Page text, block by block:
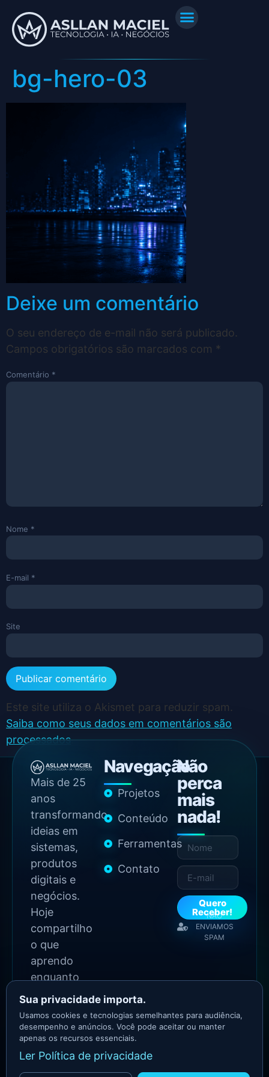
bg-hero-03
Deixe um comentário
O seu endereço de e-mail não será publicado.
Campos obrigatórios são marcados com *
Comentário *
Nome *
E-mail *
Site
Este site utiliza o Akismet para reduzir spam.
Saiba como seus dados em comentários são
processados.
Mais de 25
anos
transformando
ideias em
sistemas,
produtos
digitais e
negócios.
Hoje
compartilho
o que
aprendo
enquanto
continuo
construindo.
Navegação
Projetos
Conteúdo
Ferramentas
Contato
Não
perca
mais
nada!
Quero
Receber!
NÃO
ENVIAMOS
SPAM
os direitos reservados
Sua privacidade importa.
Usamos cookies e tecnologias semelhantes para audiência,
desempenho e anúncios. Você pode aceitar ou manter
apenas os recursos essenciais.
Ler Política de privacidade